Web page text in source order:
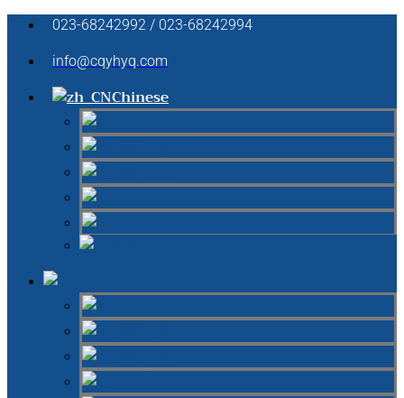
023-68242992 / 023-68242994
info@cqyhyq.com
Chinese